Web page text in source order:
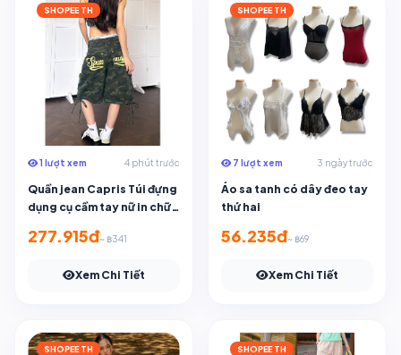
SHOPEE TH
1 lượt xem 4 phút trước
Quần jean Capris Túi đựng
dụng cụ cầm tay nữ in chữ
zixin thường ngày
277.915đ~ ฿341
Xem Chi Tiết
SHOPEE TH
7 lượt xem 3 ngày trước
Áo sa tanh có dây đeo tay
thứ hai
56.235đ~ ฿69
Xem Chi Tiết
SHOPEE TH SHOPEE TH